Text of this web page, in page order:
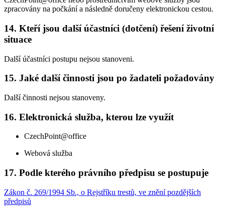
zpracovány na počkání a následně doručeny elektronickou cestou.
14. Kteří jsou další účastníci (dotčení) řešení životní
situace
Další účastníci postupu nejsou stanoveni.
15. Jaké další činnosti jsou po žadateli požadovány
Další činnosti nejsou stanoveny.
16. Elektronická služba, kterou lze využít
CzechPoint@office
Webová služba
17. Podle kterého právního předpisu se postupuje
Zákon č. 269/1994 Sb., o Rejstříku trestů, ve znění pozdějších
předpisů